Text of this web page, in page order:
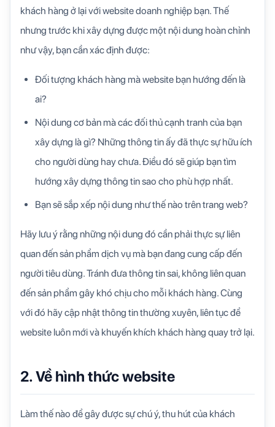
khách hàng ở lại với website doanh nghiệp bạn. Thế
nhưng trước khi xây dựng được một nội dung hoàn chỉnh
như vậy, bạn cần xác định được:
Đối tượng khách hàng mà website bạn hướng đến là
ai?
Nội dung cơ bản mà các đối thủ cạnh tranh của bạn
xây dựng là gì? Những thông tin ấy đã thực sự hữu ích
cho người dùng hay chưa. Điều đó sẽ giúp bạn tìm
hướng xây dựng thông tin sao cho phù hợp nhất.
Bạn sẽ sắp xếp nội dung như thế nào trên trang web?
Hãy lưu ý rằng những nội dung đó cần phải thực sự liên
quan đến sản phẩm dịch vụ mà bạn đang cung cấp đến
người tiêu dùng. Tránh đưa thông tin sai, không liên quan
đến sản phẩm gây khó chịu cho mỗi khách hàng. Cùng
với đó hãy cập nhật thông tin thường xuyên, liên tục để
website luôn mới và khuyến khích khách hàng quay trở lại.
2. Về hình thức website
Làm thế nào để gây được sự chú ý, thu hút của khách